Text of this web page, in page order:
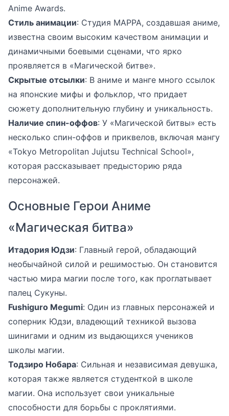
Anime Awards.
Стиль анимации: Студия MAPPA, создавшая аниме,
известна своим высоким качеством анимации и
динамичными боевыми сценами, что ярко
проявляется в «Магической битве».
Скрытые отсылки: В аниме и манге много ссылок
на японские мифы и фольклор, что придает
сюжету дополнительную глубину и уникальность.
Наличие спин-оффов: У «Магической битвы» есть
несколько спин-оффов и приквелов, включая мангу
«Tokyo Metropolitan Jujutsu Technical School»,
которая рассказывает предысторию ряда
персонажей.
Основные Герои Аниме
«Магическая битва»
Итадория Юдзи: Главный герой, обладающий
необычайной силой и решимостью. Он становится
частью мира магии после того, как проглатывает
палец Сукуны.
Fushiguro Megumi: Один из главных персонажей и
соперник Юдзи, владеющий техникой вызова
шинигами и одним из выдающихся учеников
школы магии.
Тодзиро Нобара: Сильная и независимая девушка,
которая также является студенткой в школе
магии. Она использует свои уникальные
способности для борьбы с проклятиями.